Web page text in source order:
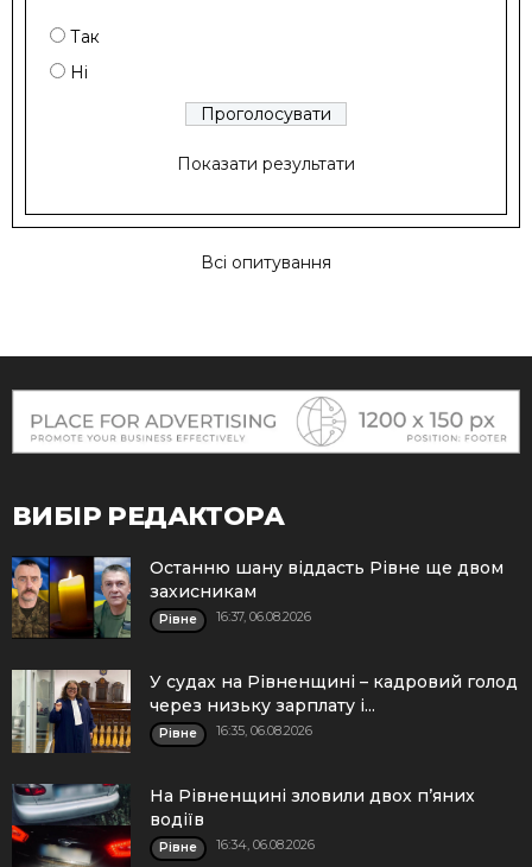
Так
Ні
Показати результати
Всі опитування
ВИБІР РЕДАКТОРА
Останню шану віддасть Рівне ще двом
захисникам
Рівне 16:37, 06.08.2026
У судах на Рівненщині – кадровий голод
через низьку зарплату і...
Рівне 16:35, 06.08.2026
На Рівненщині зловили двох п’яних
водіїв
Рівне 16:34, 06.08.2026